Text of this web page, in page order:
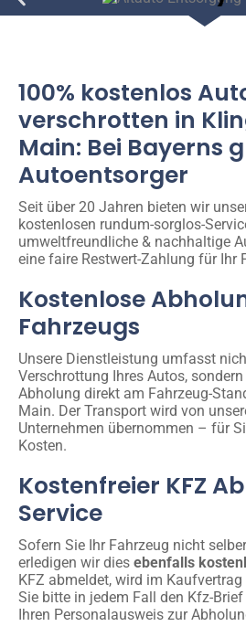
100% kostenlos
verschrotten in
Main: Bei Bayerns
Autoentsorger
Seit über 20 Jahren bieten wir
kostenlosen rundum-sorglos-
umweltfreundliche & nachhaltige
eine faire Restwert-Zahlung für Ihr
Kostenlose
Fahrzeugs
Unsere Dienstleistung umfasst
Verschrottung Ihres Autos,
Abholung direkt am Fahrzeug-
Main. Der Transport wird von
Unternehmen übernommen – für
Kosten.
Kostenfreier KFZ
Service
Sofern Sie Ihr Fahrzeug nicht
erledigen wir dies ebenfalls
KFZ abmeldet, wird im
Sie bitte in jedem Fall den Kfz-
Ihren Personalausweis zur